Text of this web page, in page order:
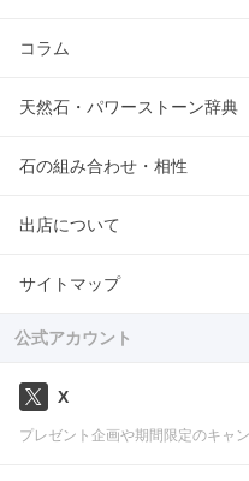
コラム
天然石・パワーストーン辞典
石の組み合わせ・相性
出店について
サイトマップ
公式アカウント
X
プレゼント企画や期間限定のキャ